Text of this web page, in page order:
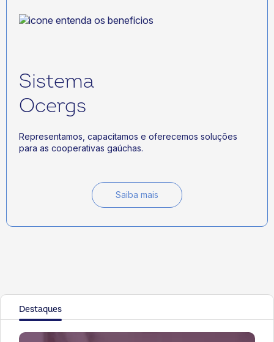
Sistema
Ocergs
Representamos, capacitamos e oferecemos soluções
para as cooperativas gaúchas.
Saiba mais
Destaques